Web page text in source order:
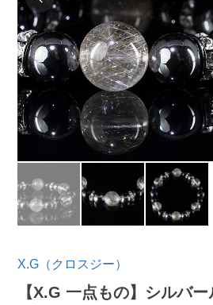
X.G（クロスジー）
【X.G 一点もの】シルバ